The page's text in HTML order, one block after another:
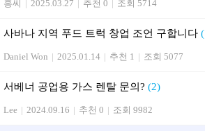
홍씨 2025.03.27 추천 0 조회 5714
사바나 지역 푸드 트럭 창업 조언 구합니다
Daniel Won | 2025.01.14 | 추천 1 | 조회 5077
서베너 공업용 가스 렌탈 문의? (2)
Lee | 2024.09.16 | 추천 0 | 조회 9982